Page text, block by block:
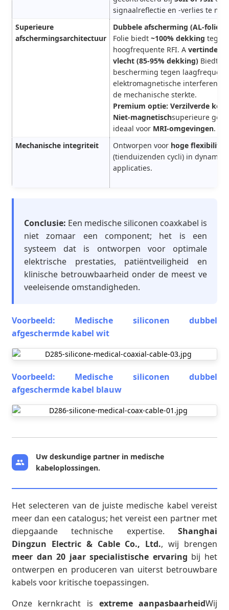
signaalreflectie en -verlies te
Superieure
afschermingsarchitectuur
Dubbele afscherming (AL-folie
Folie biedt ~100% dekking tegen
hoogfrequente RFI. A vertinde
vlecht (85-95% dekking)Biedt
bescherming tegen
elektromagnetische interferentie
de mechanische sterkte.
Premium optie: Verzilverde
Niet-magnetischsuperieure
ideaal voor MRI-omgevingen.
Mechanische integriteit
Ontworpen voor hoge
(tienduizenden cycli) in
applicaties.
Conclusie: Een medische siliconen coaxkabel is
niet zomaar een component; het is een
systeem dat is ontworpen voor optimale
elektrische prestaties, patiëntveiligheid en
klinische betrouwbaarheid onder de meest ve
veeleisende omstandigheden.
Voorbeeld: Medische siliconen dubbel
afgeschermde kabel wit
Voorbeeld: Medische siliconen dubbel
afgeschermde kabel blauw
Uw deskundige partner in medische
kabeloplossingen.
Het selecteren van de juiste medische kabel vereist
meer dan een catalogus; het vereist een partner met
diepgaande technische expertise.Shanghai
Dingzun Electric & Cable Co., Ltd., wij brengen
meer dan 20 jaar specialistische ervaring bij het
ontwerpen en produceren van uiterst betrouwbare
kabels voor kritische toepassingen.
Onze kernkracht is extreme aanpasbaarheidWij